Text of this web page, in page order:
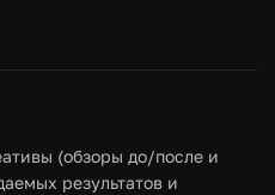
(обзоры до/после и
результатов и